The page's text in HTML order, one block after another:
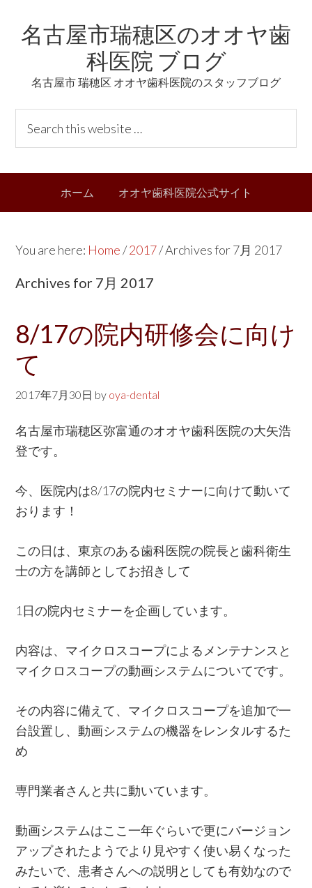
links
primary
content
primary
名古屋市瑞穂区のオオヤ歯
科医院 ブログ
名古屋市 瑞穂区 オオヤ歯科医院のスタッフブログ
Header
Right
i
e
b
i
t
e
navigation
ホーム オオヤ歯科医院公式サイト
You are here: Home/2017/Archives for 7月 2017
Archives for 7月 2017
8/17の院内研修会に向け
て
2017年7月30日 by oya-dental
名古屋市瑞穂区弥富通のオオヤ歯科医院の大矢浩
登です。
今、医院内は8/17の院内セミナーに向けて動いて
おります！
この日は、東京のある歯科医院の院長と歯科衛生
士の方を講師としてお招きして
1日の院内セミナーを企画しています。
内容は、マイクロスコープによるメンテナンスと
マイクロスコープの動画システムについてです。
その内容に備えて、マイクロスコープを追加で一
台設置し、動画システムの機器をレンタルするた
め
専門業者さんと共に動いています。
動画システムはここ一年ぐらいで更にバージョン
アップされたようでより見やすく使い易くなった
みたいで、患者さんへの説明としても有効なので